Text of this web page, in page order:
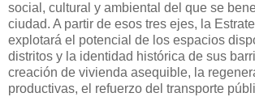
social, cultural y ambiental del que se
ciudad. A partir de esos tres ejes, la
explotará el potencial de los espacios
distritos y la identidad histórica de sus
creación de vivienda asequible, la
productivas, el refuerzo del transporte